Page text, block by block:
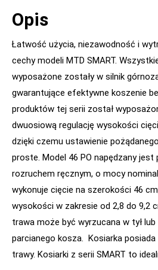
Opis
Łatwość użycia, niezawodność i
cechy modeli MTD SMART.
wyposażone zostały w silnik
gwarantujące efektywne koszenie
produktów tej serii został
dwuosiową regulację wysokości
dzięki czemu ustawienie
proste. Model 46 PO napędzany jest
rozruchem ręcznym, o mocy
wykonuje cięcie na szerokości 46
wysokości w zakresie od 2,8 do 9,2
trawa może być wyrzucana w tył
parcianego kosza. Kosiarka
trawy. Kosiarki z serii SMART to